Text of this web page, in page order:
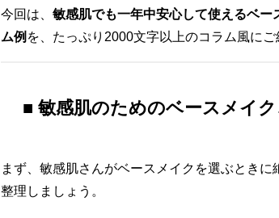
今回は、 敏感肌でも一年中安心して使えるベー
ム例 を、たっぷり2000文字以上のコラム風にご
■ 敏感肌のためのベースメイ
まず、敏感肌さんがベースメイクを選ぶときに
整理しましょう。